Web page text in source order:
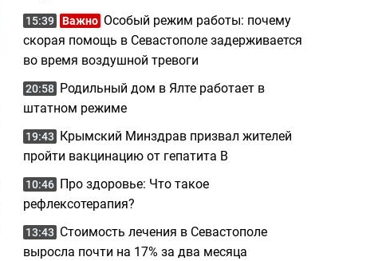
15:39 Важно Особый режим работы: почему
скорая помощь в Севастополе задерживается
во время воздушной тревоги
20:58 Родильный дом в Ялте работает в
штатном режиме
19:43
Крымский Минздрав призвал жителей
пройти вакцинацию от гепатита B
10:46 Про здоровье: Что такое
рефлексотерапия?
13:43 Стоимость лечения в Севастополе
выросла почти на 17% за два месяца